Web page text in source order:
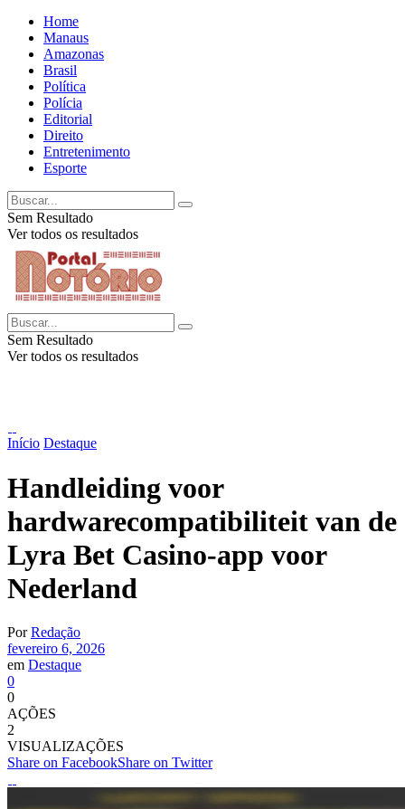
Home
Manaus
Amazonas
Brasil
Política
Polícia
Editorial
Direito
Entretenimento
Esporte
Sem Resultado
Ver todos os resultados
Sem Resultado
Ver todos os resultados
Início Destaque
Handleiding voor
hardwarecompatibiliteit van de
Lyra Bet Casino-app voor
Nederland
Por Redação
fevereiro 6, 2026
em Destaque
0
0
AÇÕES
2
VISUALIZAÇÕES
Share on FacebookShare on Twitter